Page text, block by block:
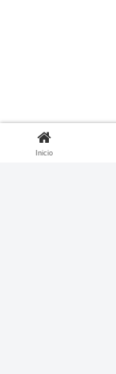
Inicio